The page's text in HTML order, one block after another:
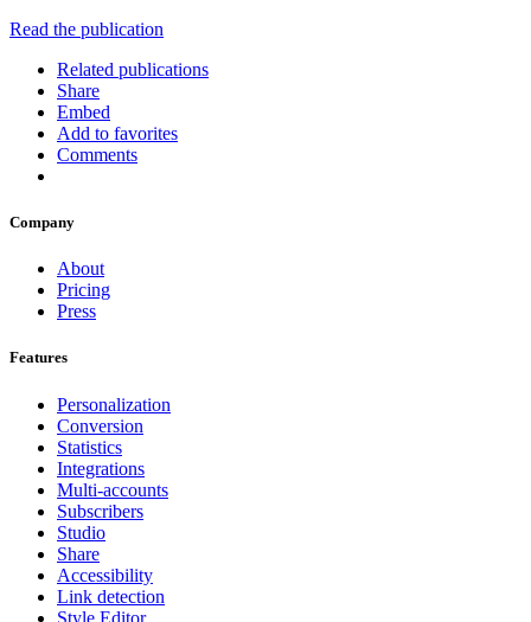
Read the publication
Related publications
Share
Embed
Add to favorites
Comments
Company
About
Pricing
Press
Features
Personalization
Conversion
Statistics
Integrations
Multi-accounts
Subscribers
Studio
Share
Accessibility
Link detection
Style Editor